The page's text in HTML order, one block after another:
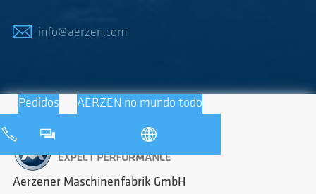
info@aerzen.com
Pedidos AERZEN no mundo todo
Aerzener Maschinenfabrik GmbH